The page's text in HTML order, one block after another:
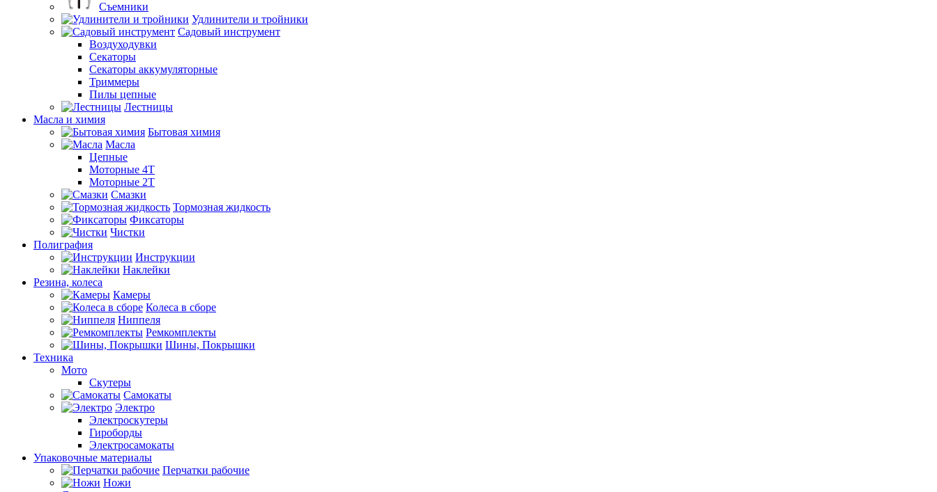
Съемники
Удлинители и тройники
Садовый инструмент
Воздуходувки
Секаторы
Секаторы аккумуляторные
Триммеры
Пилы цепные
Лестницы
Масла и химия
Бытовая химия
Масла
Цепные
Моторные 4Т
Моторные 2Т
Смазки
Тормозная жидкость
Фиксаторы
Чистки
Полиграфия
Инструкции
Наклейки
Резина, колеса
Камеры
Колеса в сборе
Ниппеля
Ремкомплекты
Шины, Покрышки
Техника
Мото
Скутеры
Самокаты
Электро
Электроскутеры
Гироборды
Электросамокаты
Упаковочные материалы
Перчатки рабочие
Ножи